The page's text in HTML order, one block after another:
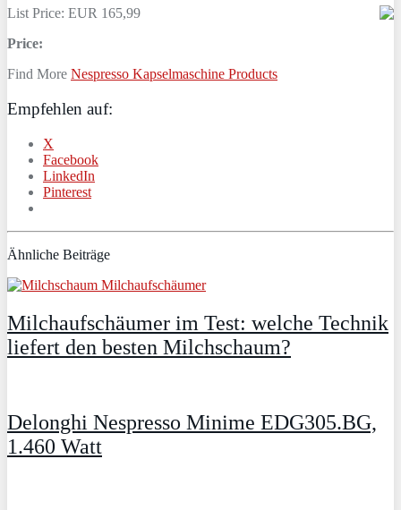
List Price: EUR 165,99
Price:
Find More Nespresso Kapselmaschine Products
Empfehlen auf:
X
Facebook
LinkedIn
Pinterest
Ähnliche Beiträge
Milchaufschäumer im Test: welche Technik
liefert den besten Milchschaum?
Delonghi Nespresso Minime EDG305.BG,
1.460 Watt